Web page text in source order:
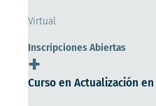
Virtual
Inscripciones Abiertas
+
Curso en Actualización en